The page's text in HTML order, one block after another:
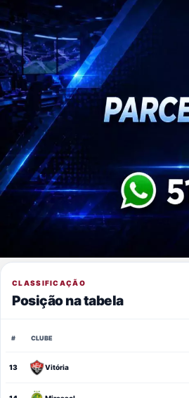
CLASSIFICAÇÃO
Posição na tabela
# CLUBE
13 Vitória